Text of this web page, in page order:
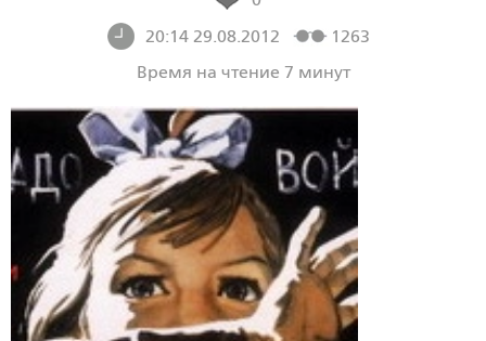
20:14 29.08.2012
1263
Время на чтение 7 минут